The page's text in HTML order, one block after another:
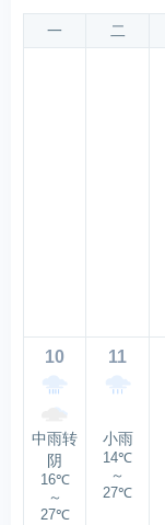
一 二
10
中雨转
阴
16℃
～
27℃
11
小雨
14℃
～
27℃